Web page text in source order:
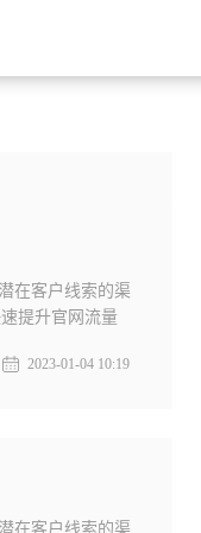
在客户线索的渠
提升官网流量
2023-01-04 10:19
在客户线索的渠